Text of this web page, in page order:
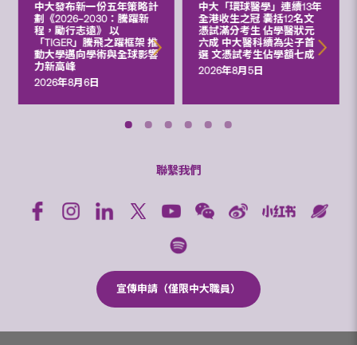
中大發布新一份五年策略計
劃《2026‒2030：騰躍新
程，勵行志遠》 以
「TIGER」騰飛之躍框架 推
動大學邁向學術與全球影響
力新高峰
2026年8月6日
中大「環球醫學」連續13年
全港收生之冠 囊括12名文
憑試滿分考生 佔學醫狀元
六成 中大醫科續為尖子首
選 文憑試考生佔學額七成
2026年8月5日
聯繫我們
宣傳申請（僅限中大職員）